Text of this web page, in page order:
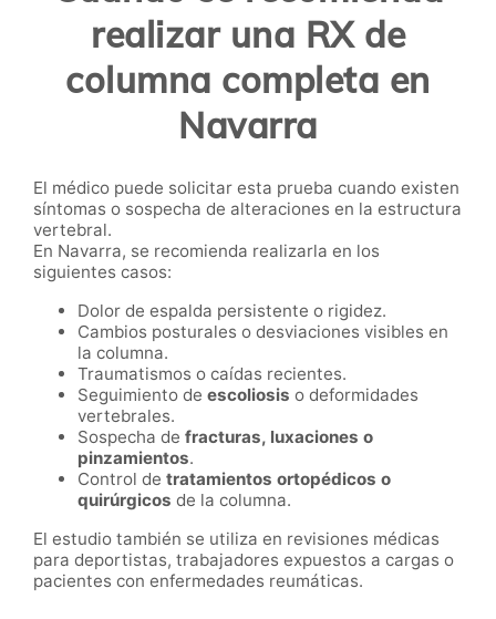
realizar una RX de
columna completa en
Navarra
El médico puede solicitar esta prueba cuando existen
síntomas o sospecha de alteraciones en la estructura
vertebral.
En Navarra, se recomienda realizarla en los
siguientes casos:
Dolor de espalda persistente o rigidez.
Cambios posturales o desviaciones visibles en
la columna.
Traumatismos o caídas recientes.
Seguimiento de escoliosis o deformidades
vertebrales.
Sospecha de fracturas, luxaciones o
pinzamientos.
Control de tratamientos ortopédicos o
quirúrgicos de la columna.
El estudio también se utiliza en revisiones médicas
para deportistas, trabajadores expuestos a cargas o
pacientes con enfermedades reumáticas.